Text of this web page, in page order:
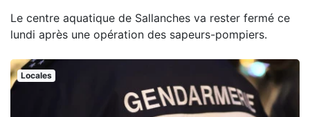
Le centre aquatique de Sallanches va rester fermé ce
lundi après une opération des sapeurs-pompiers.
Locales